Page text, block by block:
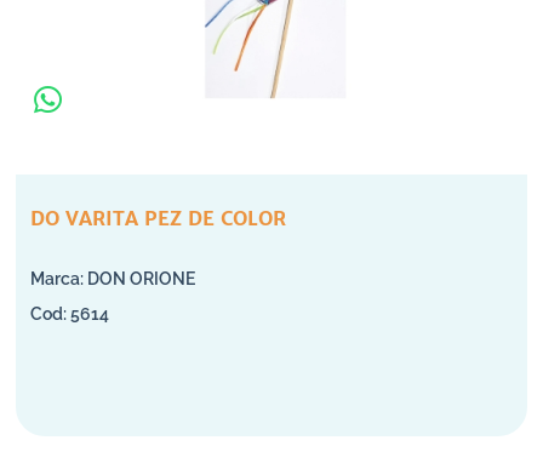
DO VARITA PEZ DE COLOR
DON ORIONE
5614